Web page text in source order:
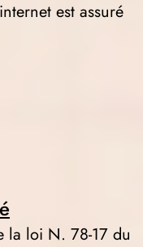
est assuré
la loi N. 78-17 du